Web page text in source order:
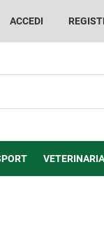
ACCEDI
VETERINARIA